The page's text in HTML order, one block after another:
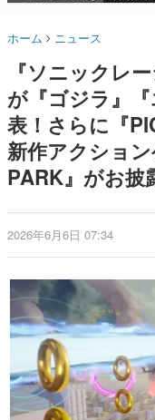
ゲームに
日本のコ
画です。
日本モ
日本のモ
ルを網羅
解説を掲
若ゲの
一先生に
なん
具体的な
です。
ゲーム
「経験値
の起源や
イニーP氏
カテゴリ
インされた新作グッズが
ツやコインケース、アク
に発売したグッズの再販
ホーム ニュース
『ソニックレ
が『ゴジラ』
表！さらに『
新作アクショ
PARK』がお披
2026年6月6日 07:34